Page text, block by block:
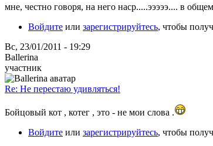
мне, честно говоря, на него наср.....эээээ.... в
Войдите или зарегистрируйтесь, чтобы
Вс, 23/01/2011 - 19:29
Ballerina
участник
Re: Не перестаю удивляться!
Бойцовый кот , котег , это - не мои слова .
Войдите или зарегистрируйтесь, чтобы